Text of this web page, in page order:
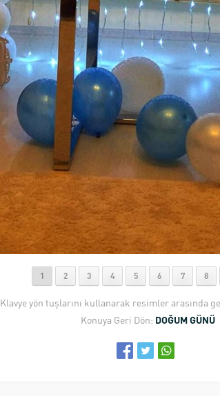
1 2 3 4 5 6 7 8
Klavye yön tuşlarını kullanarak resimler arasında
Konuya Geri Dön: DOĞUM GÜNÜ